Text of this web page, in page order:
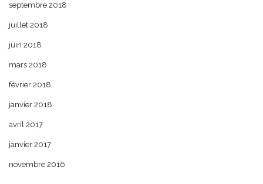
septembre 2018
juillet 2018
juin 2018
mars 2018
février 2018
janvier 2018
avril 2017
janvier 2017
novembre 2016